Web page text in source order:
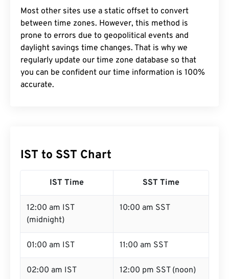
Most other sites use a static offset to convert
between time zones. However, this method is
prone to errors due to geopolitical events and
daylight savings time changes. That is why we
regularly update our time zone database so that
you can be confident our time information is 100%
accurate.
IST to SST Chart
IST Time SST Time
12:00 am IST
(midnight)
10:00 am SST
01:00 am IST 11:00 am SST
02:00 am IST 12:00 pm SST (noon)